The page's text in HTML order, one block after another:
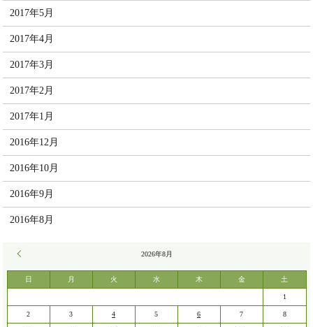
2017年5月
2017年4月
2017年3月
2017年2月
2017年1月
2016年12月
2016年10月
2016年9月
2016年8月
2026年8月
日 月 火 水 木 金 土
1
2 3 4 5 6 7 8